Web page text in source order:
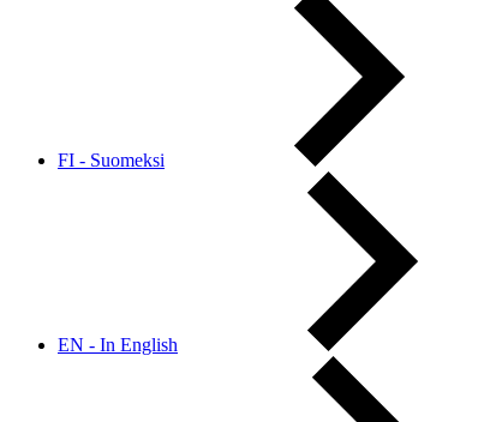
FI - Suomeksi
EN - In English